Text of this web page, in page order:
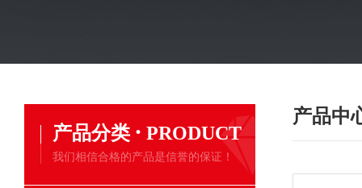
产品分类 · PRODUCT
我们相信合格的产品是信誉的保证！
产品中